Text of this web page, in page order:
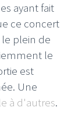
ayant fait
ce concert
le plein de
le
est
Une
à d'autres.